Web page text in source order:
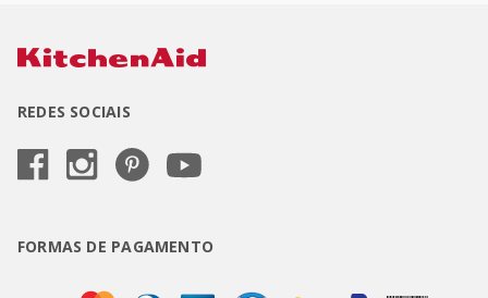
REDES SOCIAIS
FORMAS DE PAGAMENTO